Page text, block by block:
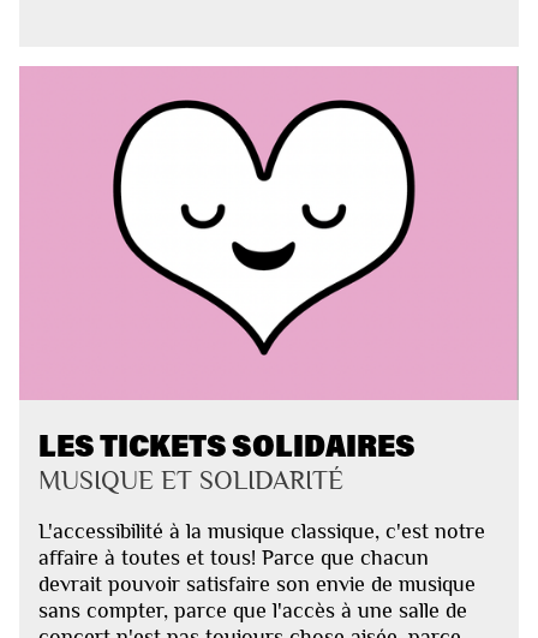
LES TICKETS SOLIDAIRES
MUSIQUE ET SOLIDARITÉ
L'accessibilité à la musique classique, c'est notre
affaire à toutes et tous! Parce que chacun
devrait pouvoir satisfaire son envie de musique
sans compter, parce que l'accès à une salle de